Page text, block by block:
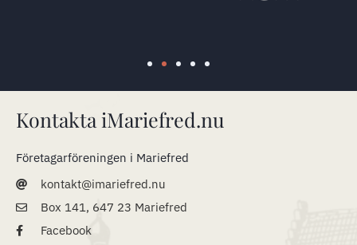
Kontakta iMariefred.nu
Företagarföreningen i Mariefred
kontakt@imariefred.nu
Box 141, 647 23 Mariefred
Facebook